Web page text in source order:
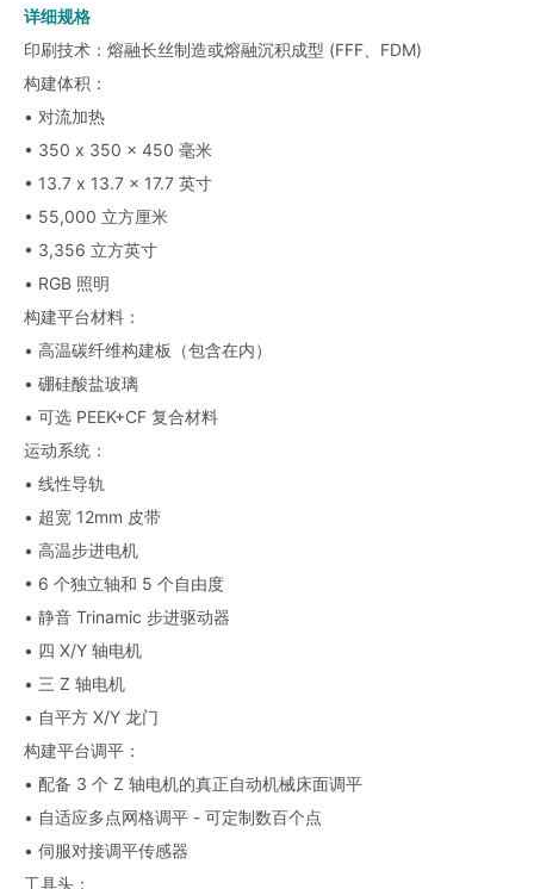
详细规格
印刷技术：熔融长丝制造或熔融沉积成型 (FFF、FDM)
构建体积：
• 对流加热
• 350 x 350 x 450 毫米
• 13.7 x 13.7 x 17.7 英寸
• 55,000 立方厘米
• 3,356 立方英寸
• RGB 照明
构建平台材料：
• 高温碳纤维构建板（包含在内）
• 硼硅酸盐玻璃
• 可选 PEEK+CF 复合材料
运动系统：
• 线性导轨
• 超宽 12mm 皮带
• 高温步进电机
• 6 个独立轴和 5 个自由度
• 静音 Trinamic 步进驱动器
• 四 X/Y 轴电机
• 三 Z 轴电机
• 自平方 X/Y 龙门
构建平台调平：
• 配备 3 个 Z 轴电机的真正自动机械床面调平
• 自适应多点网格调平 - 可定制数百个点
• 伺服对接调平传感器
工具头：